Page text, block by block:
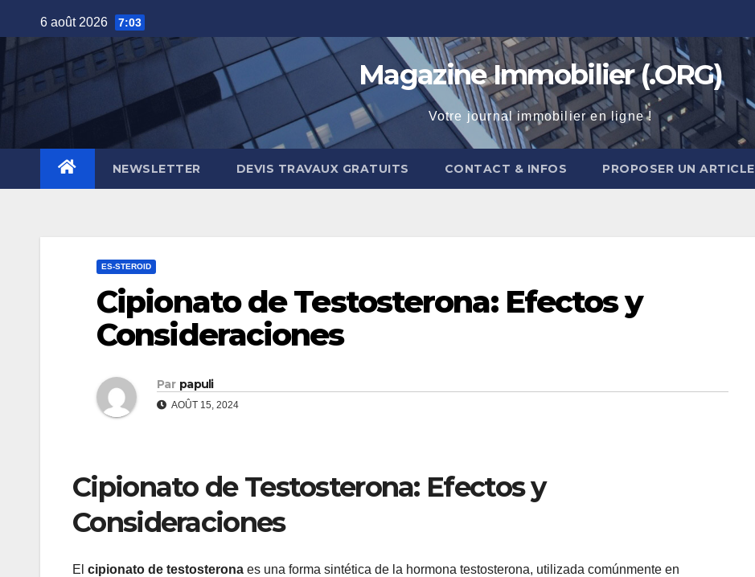
to
6 août 2026 7:03
Magazine Immobilier (.ORG)
Votre journal immobilier en ligne !
NEWSLETTER DEVIS TRAVAUX GRATUITS CONTACT & INFOS PROPOSER UN ARTICLE
ES-STEROID
Cipionato de Testosterona: Efectos y
Consideraciones
Par papuli
AOÛT 15, 2024
Cipionato de Testosterona: Efectos y
Consideraciones
El cipionato de testosterona es una forma sintética de la hormona testosterona, utilizada comúnmente en